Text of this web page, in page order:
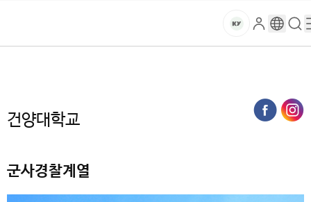
건
대
교
마
로
그
구
글
검
색
메
로
건양대학교
군사경찰계열